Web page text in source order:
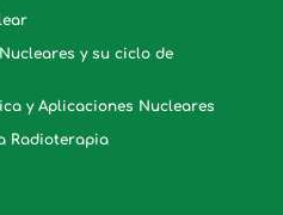
y su ciclo de
y Aplicaciones Nucleares
Radioterapia